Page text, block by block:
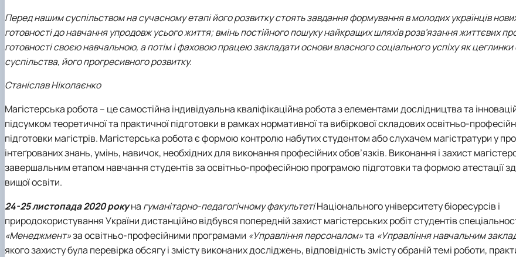
Фотостудія
Телестудія
Галерея відомих випускників
Відповідальні за інформаційне наповнення веб-сторінки факультету
Пам'яті студентів та випускників факультету – захисників України
Вартість навчання
Центр профорієнтаційної роботи та сприяння працевлаштуванню студентської молоді
ДЕНЬ ВІДКРИТИХ ДВЕРЕЙ
Старостат
Електронні навчальні курси (Elearn)
Наукові школи
Кафедра англійської філології
Кафедра фізичної культури і спорту
Кафедра філософії та міжнародної комунікації
Перед нашим суспільством на сучасному етапі його розвитку стоять завдання формування в молодих українців
готовності до навчання упродовж усього життя; вмінь постійного пошуку найкращих шляхів розв’язання життєвих
готовності своєю навчальною, а потім і фаховою працею закладати основи власного соціального успіху як
суспільства, його прогресивного розвитку.
Станіслав Ніколаєнко
Магістерська робота – це самостійна індивідуальна кваліфікаційна робота з елементами дослідництва та
підсумком теоретичної та практичної підготовки в рамках нормативної та вибіркової складових освітньо-
підготовки магістрів. Магістерська робота є формою контролю набутих студентом або слухачем магістратури у
інтеґрованих знань, умінь, навичок, необхідних для виконання професійних обов’язків. Виконання і захист
завершальним етапом навчання студентів за освітньо-професійною програмою підготовки та формою атестації
вищої освіти.
24-25 листопада 2020 рокуна гуманітарно-педагогічному факультетіНаціонального університету біоресурсів і
природокористування України дистанційно відбувся попередній захист магістерських робіт студентів
«Менеджмент»за освітньо-професійними програмами «Управління персоналом»та «Управління навчальним
якого захисту була перевірка обсягу і змісту виконаних досліджень, відповідність змісту обраній темі роботи,